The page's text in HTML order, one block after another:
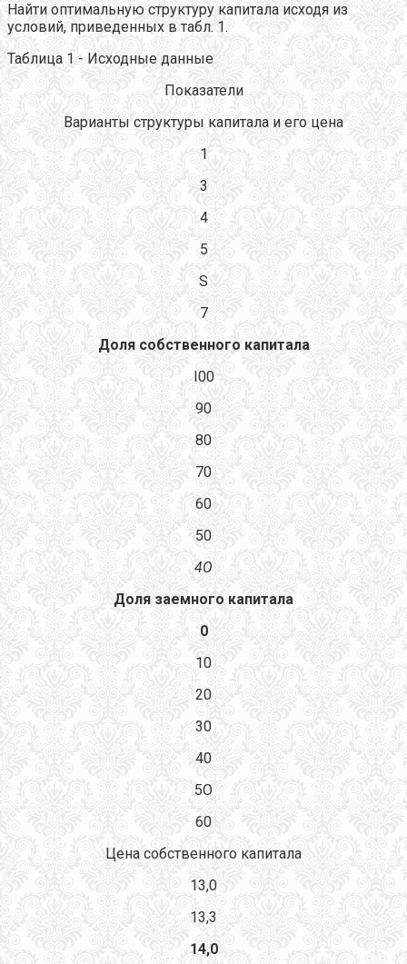
Найти оптимальную структуру капитала исходя из
условий, приведенных в табл. 1.
Таблица 1 - Исходные данные
Показатели
Варианты структуры капитала и его цена
1
3
4
5
S
7
Доля собственного капитала
I00
90
80
70
60
50
4О
Доля заемного капитала
0
10
20
30
40
5O
60
Цена собственного капитала
13,0
13,3
14,0